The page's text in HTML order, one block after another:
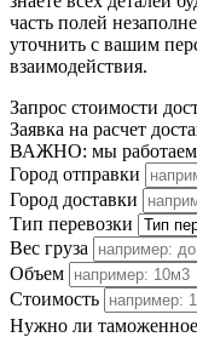
часть полей
уточнить с вашим
взаимодействия.
Запрос стоимости
Заявка на расчет
ВАЖНО: мы работаем
Город отправки
Город доставки
Тип перевозки
Вес груза
Объем
Стоимость
Нужно ли